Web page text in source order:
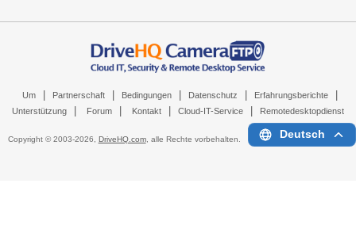
Um Partnerschaft Bedingungen Datenschutz Erfahrungsberichte
Unterstützung Forum Kontakt Cloud-IT-Service Remotedesktopdienst
Copyright © 2003-2026, DriveHQ.com, alle Rechte vorbehalten. Deutsch